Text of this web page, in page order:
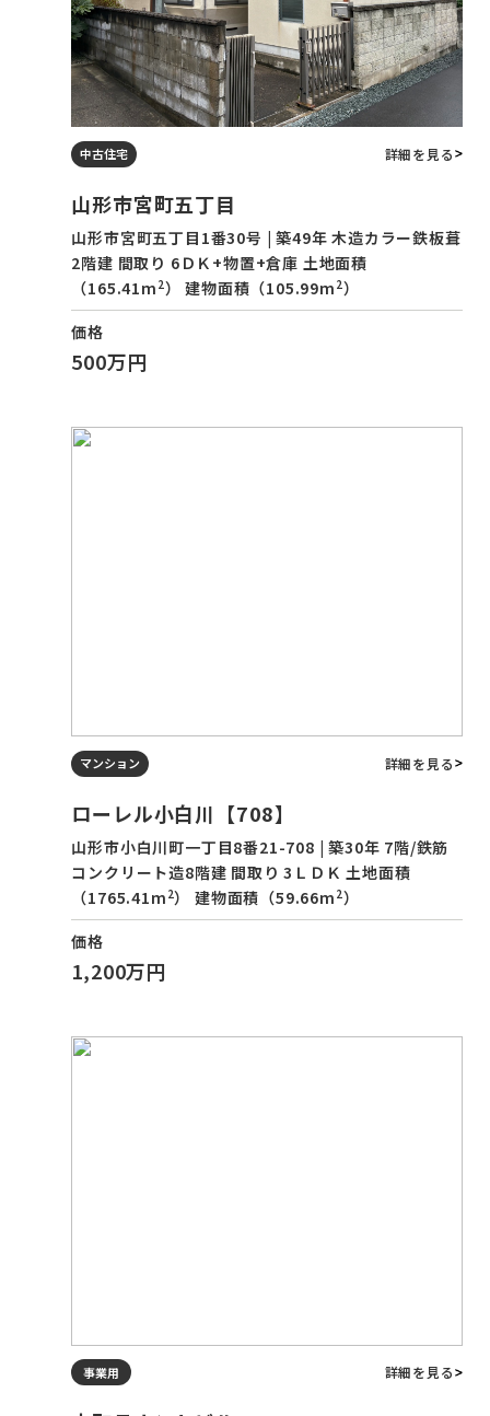
中古住宅 詳細を見る
山形市宮町五丁目
山形市宮町五丁目1番30号 | 築49年 木造カラー鉄板葺
2階建 間取り 6ＤＫ+物置+倉庫 土地面積
（165.41m 2） 建物面積（105.99m 2）
価格
500万円
マンション 詳細を見る
ローレル小白川【708】
山形市小白川町一丁目8番21-708 | 築30年 7階/鉄筋
コンクリート造8階建 間取り 3ＬＤＫ 土地面積
（1765.41m 2） 建物面積（59.66m 2）
価格
1,200万円
事業用 詳細を見る